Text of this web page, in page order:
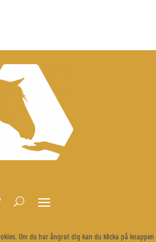
Om du har ångrat dig kan du klicka på knappen